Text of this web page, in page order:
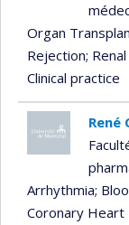
Organ
Rejection;
Clinical practice
René
Arrhythmia;
Coronary Heart